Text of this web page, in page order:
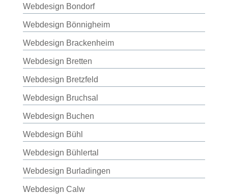
Webdesign Bondorf
Webdesign Bönnigheim
Webdesign Brackenheim
Webdesign Bretten
Webdesign Bretzfeld
Webdesign Bruchsal
Webdesign Buchen
Webdesign Bühl
Webdesign Bühlertal
Webdesign Burladingen
Webdesign Calw